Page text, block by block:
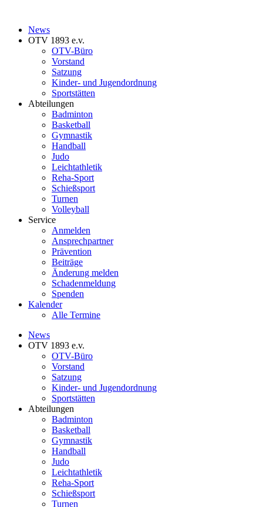
News
OTV 1893 e.v.
OTV-Büro
Vorstand
Satzung
Kinder- und Jugendordnung
Sportstätten
Abteilungen
Badminton
Basketball
Gymnastik
Handball
Judo
Leichtathletik
Reha-Sport
Schießsport
Turnen
Volleyball
Service
Anmelden
Ansprechpartner
Prävention
Beiträge
Änderung melden
Schadenmeldung
Spenden
Kalender
Alle Termine
News
OTV 1893 e.v.
OTV-Büro
Vorstand
Satzung
Kinder- und Jugendordnung
Sportstätten
Abteilungen
Badminton
Basketball
Gymnastik
Handball
Judo
Leichtathletik
Reha-Sport
Schießsport
Turnen